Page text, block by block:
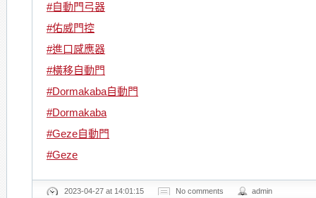
#自動門弓器
#佑威門控
#進口感應器
#橫移自動門
#Dormakaba自動門
#Dormakaba
#Geze自動門
#Geze
2023-04-27 at 14:01:15 No comments admin